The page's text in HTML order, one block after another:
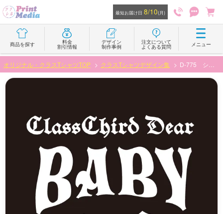
最短お届け日 8/10(月)
商品を探す 料金
割引情報
デザイン
制作事例
注文について
よくある質問 メニュー
オリジナル・クラスTシャツTOP クラスTシャツデザイン集